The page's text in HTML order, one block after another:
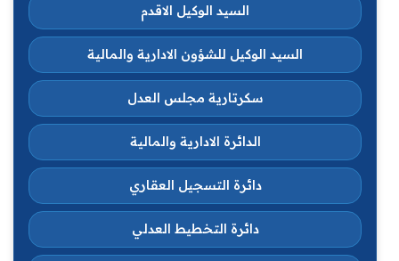
السيد الوكيل الاقدم
السيد الوكيل للشؤون الادارية والمالية
سكرتارية مجلس العدل
الدائرة الادارية والمالية
دائرة التسجيل العقاري
دائرة التخطيط العدلي